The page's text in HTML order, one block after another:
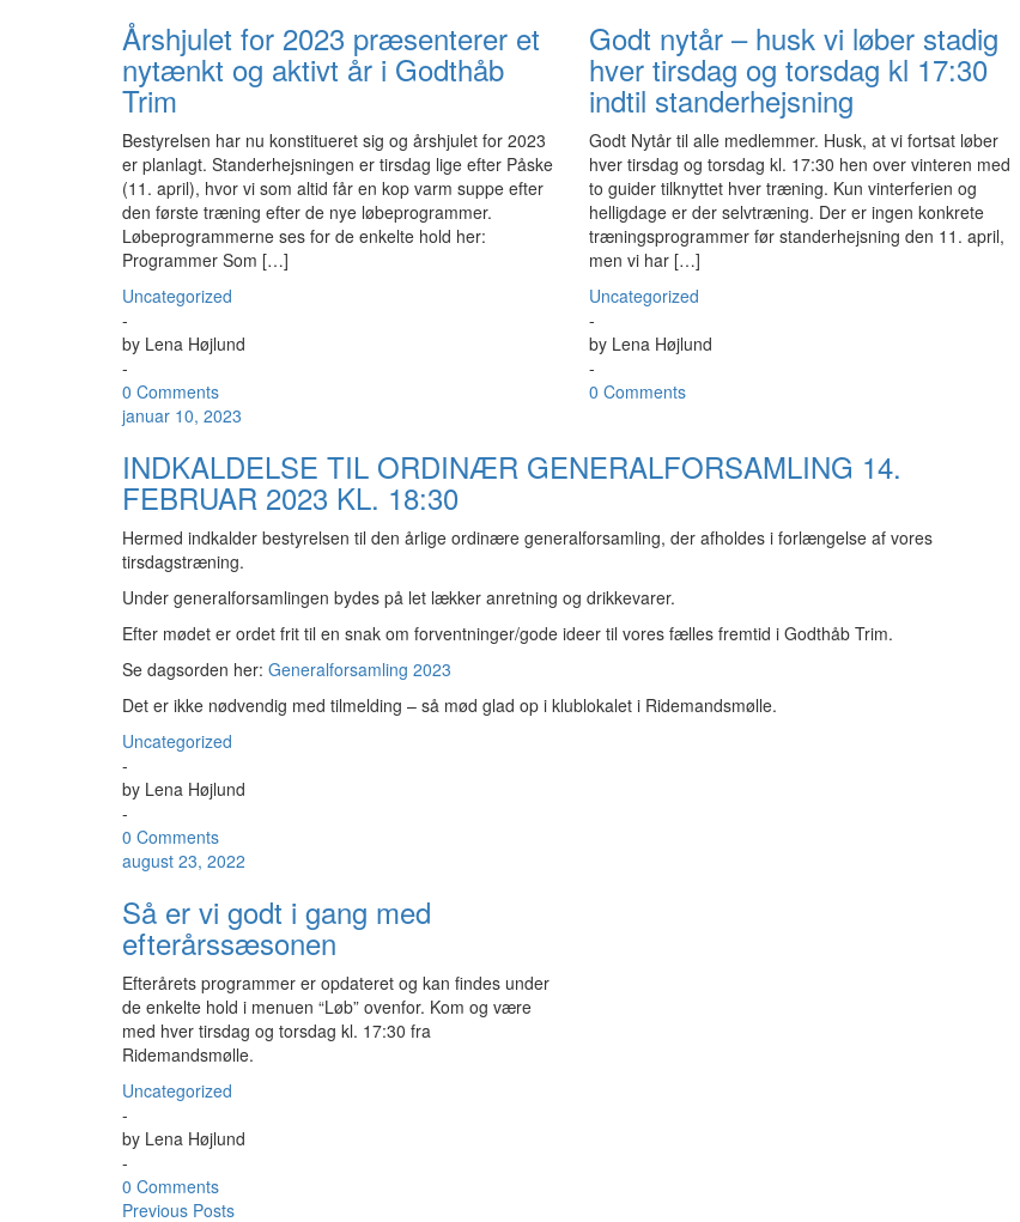
Årshjulet for 2023 præsenterer et
nytænkt og aktivt år i Godthåb
Trim
Bestyrelsen har nu konstitueret sig og årshjulet for 2023
er planlagt. Standerhejsningen er tirsdag lige efter Påske
(11. april), hvor vi som altid får en kop varm suppe efter
den første træning efter de nye løbeprogrammer.
Løbeprogrammerne ses for de enkelte hold her:
Programmer Som […]
Uncategorized
-
by Lena Højlund
-
0 Comments
Godt nytår – husk vi løber stadig
hver tirsdag og torsdag kl 17:30
indtil standerhejsning
Godt Nytår til alle medlemmer. Husk, at vi fortsat løber
hver tirsdag og torsdag kl. 17:30 hen over vinteren med
to guider tilknyttet hver træning. Kun vinterferien og
helligdage er der selvtræning. Der er ingen konkrete
træningsprogrammer før standerhejsning den 11. april,
men vi har […]
Uncategorized
-
by Lena Højlund
-
0 Comments
januar 10, 2023
INDKALDELSE TIL ORDINÆR GENERALFORSAMLING 14.
FEBRUAR 2023 KL. 18:30
Hermed indkalder bestyrelsen til den årlige ordinære generalforsamling, der afholdes i forlængelse af vores
tirsdagstræning.
Under generalforsamlingen bydes på let lækker anretning og drikkevarer.
Efter mødet er ordet frit til en snak om forventninger/gode ideer til vores fælles fremtid i Godthåb Trim.
Se dagsorden her: Generalforsamling 2023
Det er ikke nødvendig med tilmelding – så mød glad op i klublokalet i Ridemandsmølle.
Uncategorized
-
by Lena Højlund
-
0 Comments
august 23, 2022
Så er vi godt i gang med
efterårssæsonen
Efterårets programmer er opdateret og kan findes under
de enkelte hold i menuen “Løb” ovenfor. Kom og være
med hver tirsdag og torsdag kl. 17:30 fra
Ridemandsmølle.
Uncategorized
-
by Lena Højlund
-
0 Comments
Previous Posts